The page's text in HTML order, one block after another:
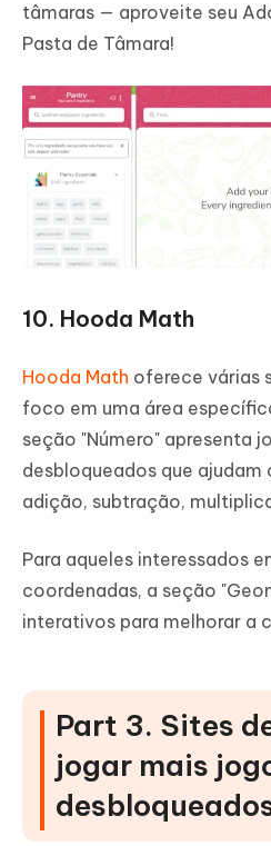
tâmaras — aproveite seu
Pasta de Tâmara!
10. Hooda Math
Hooda Math oferece várias
foco em uma área
seção "Número" apresenta
desbloqueados que ajudam
adição, subtração,
Para aqueles interessados
coordenadas, a seção
interativos para melhorar a
Part 3. Sites
jogar mais